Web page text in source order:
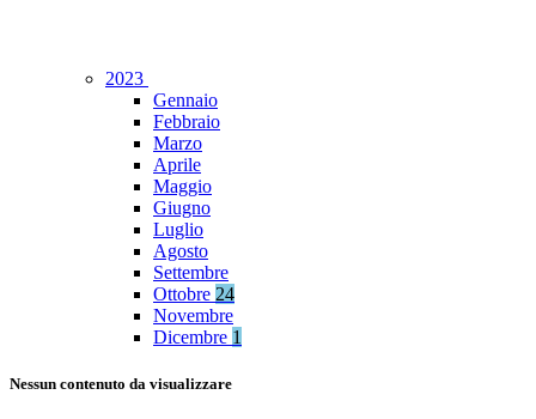
2023
Gennaio
Febbraio
Marzo
Aprile
Maggio
Giugno
Luglio
Agosto
Settembre
Ottobre 24
Novembre
Dicembre 1
Nessun contenuto da visualizzare